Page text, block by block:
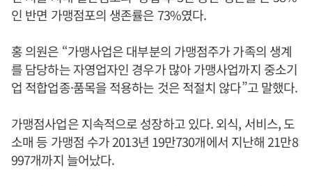
인 반면 가맹점포의 생존률은 73%였다.
홍 의원은 “가맹사업은 대부분의 가맹점주가 가족의 생계
를 담당하는 자영업자인 경우가 많아 가맹사업까지 중소기
업 적합업종·품목을 적용하는 것은 적절치 않다”고 말했다.
가맹점사업은 지속적으로 성장하고 있다. 외식, 서비스, 도
소매 등 가맹점 수가 2013년 19만730개에서 지난해 21만8
997개까지 늘어났다.